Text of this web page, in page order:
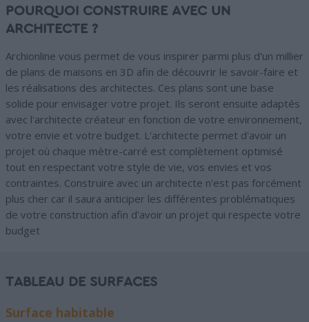
POURQUOI CONSTRUIRE AVEC UN
ARCHITECTE ?
Archionline vous permet de vous inspirer parmi plus d'un millier
de plans de maisons en 3D afin de découvrir le savoir-faire et
les réalisations des architectes. Ces plans sont une base
solide pour envisager votre projet. Ils seront ensuite adaptés
avec l'architecte créateur en fonction de votre environnement,
votre envie et votre budget. L'architecte permet d'avoir un
projet où chaque mètre-carré est complètement optimisé
tout en respectant votre style de vie, vos envies et vos
contraintes. Construire avec un architecte n'est pas forcément
plus cher car il saura anticiper les différentes problématiques
de votre construction afin d'avoir un projet qui respecte votre
budget
TABLEAU DE SURFACES
Surface habitable